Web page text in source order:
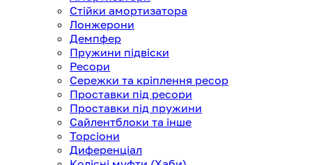
Стійки амортизатора
Лонжерони
Демпфер
Пружини підвіски
Ресори
Сережки та кріплення ресор
Проставки під ресори
Проставки під пружини
Сайлентблоки та інше
Торсіони
Диференціал